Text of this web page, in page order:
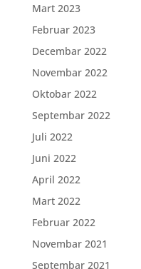
Mart 2023
Februar 2023
Decembar 2022
Novembar 2022
Oktobar 2022
Septembar 2022
Juli 2022
Juni 2022
April 2022
Mart 2022
Februar 2022
Novembar 2021
Septembar 2021